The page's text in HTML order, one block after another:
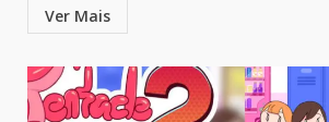
Ver Mais